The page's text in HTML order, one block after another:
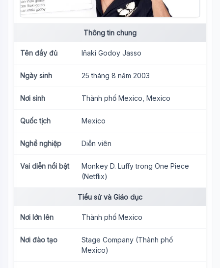
Thông tin chung
Tên đầy đủ Iñaki Godoy Jasso
Ngày sinh 25 tháng 8 năm 2003
Nơi sinh Thành phố Mexico, Mexico
Quốc tịch Mexico
Nghề nghiệp Diễn viên
Vai diễn nổi bật
Monkey D. Luffy trong One Piece
(Netflix)
Tiểu sử và Giáo dục
Nơi lớn lên Thành phố Mexico
Nơi đào tạo
Stage Company (Thành phố
Mexico)